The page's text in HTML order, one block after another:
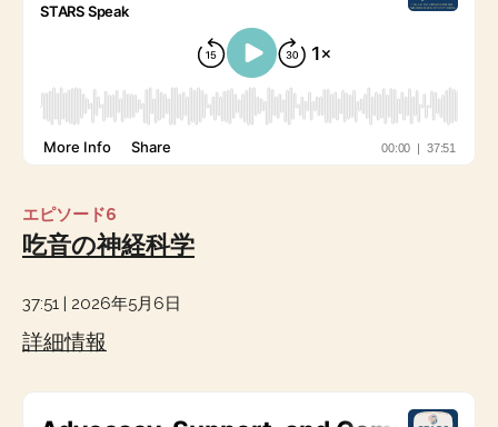
エピソード6
吃音の神経科学
37:51 | 2026年5月6日
詳細情報